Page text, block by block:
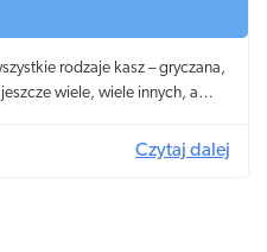
rodzaje kasz – gryczana,
wiele, wiele innych, a
łatwo dostępna i tania!
Czytaj dalej